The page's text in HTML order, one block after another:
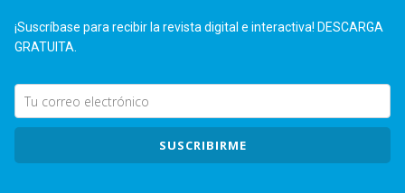
¡Suscríbase para recibir la revista digital e interactiva! DESCARGA
GRATUITA.
SUSCRIBIRME